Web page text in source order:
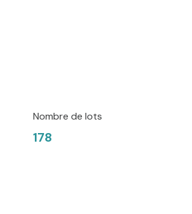
Nombre de lots
178